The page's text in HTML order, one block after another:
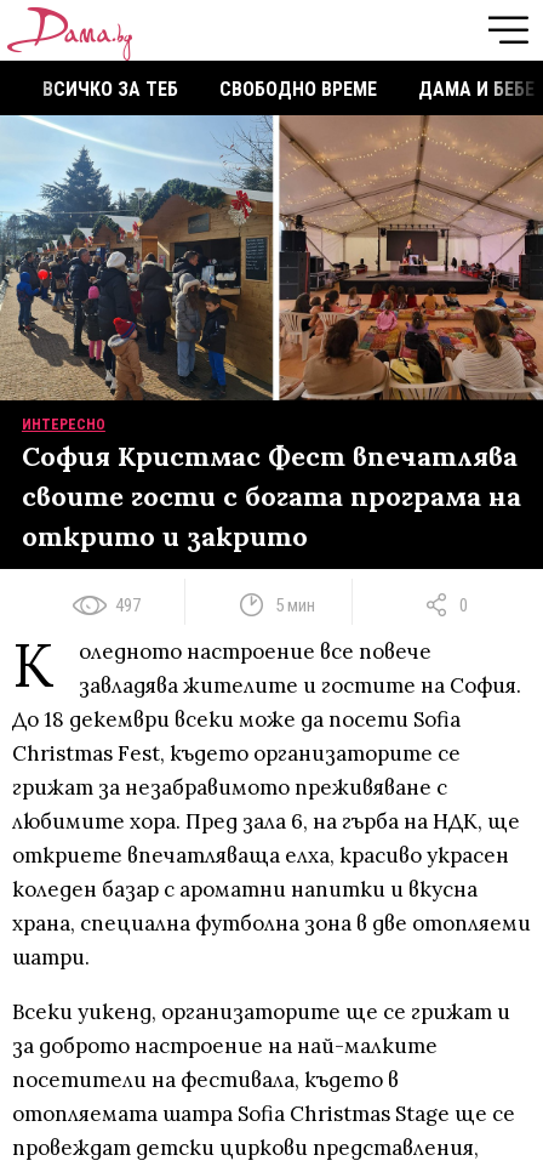
ВСИЧКО ЗА ТЕБ СВОБОДНО ВРЕМЕ ДАМА И БЕБЕ
ИНТЕРЕСНО
София Кристмас Фест впечатлява
своите гости с богата програма на
открито и закрито
497 5 мин 0
К
оледното настроение все повече
завладява жителите и гостите на София.
До 18 декември всеки може да посети Sofia
Christmas Fest, където организаторите се
грижат за незабравимото преживяване с
любимите хора. Пред зала 6, на гърба на НДК, ще
откриете впечатляваща елха, красиво украсен
коледен базар с ароматни напитки и вкусна
храна, специална футболна зона в две отопляеми
шатри.
Всеки уикенд, организаторите ще се грижат и
за доброто настроение на най-малките
посетители на фестивала, където в
отопляемата шатра Sofia Christmas Stage ще се
провеждат детски циркови представления,